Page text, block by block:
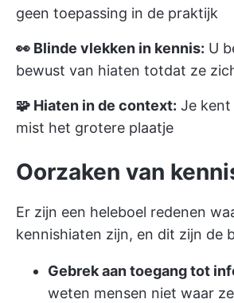
geen toepassing in de praktijk
👀 Blinde vlekken in kennis: U
bewust van hiaten totdat ze
🧩 Hiaten in de context: Je kent
mist het grotere plaatje
Oorzaken van
Er zijn een heleboel redenen
kennishiaten zijn, en dit zijn de
Gebrek aan toegang tot
weten mensen niet waar